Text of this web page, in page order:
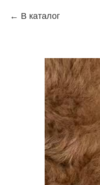
В каталог